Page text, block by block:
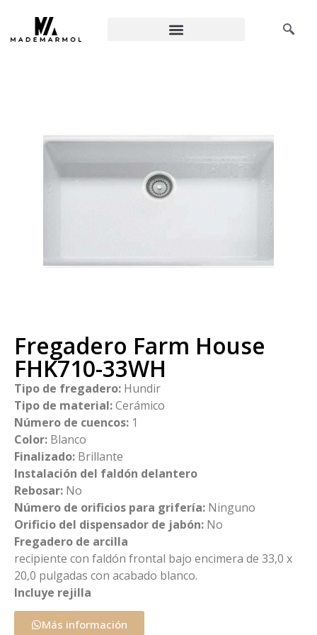
Fregadero Farm House
FHK710-33WH
Tipo de fregadero: Hundir
Tipo de material:Cerámico
Número de cuencos: 1
Color: Blanco
Finalizado: Brillante
Instalación del faldón delantero
Rebosar: No
Número de orificios para grifería: Ninguno
Orificio del dispensador de jabón: No
Fregadero de arcilla
recipiente con faldón frontal bajo encimera de 33,0 x
20,0 pulgadas con acabado blanco.
Incluye rejilla
Más información